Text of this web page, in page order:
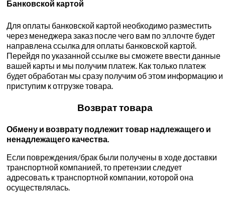
Банковской картой
Для оплаты банковской картой необходимо разместить
через менеджера заказ после чего вам по эл.почте будет
направлена ссылка для оплаты банковской картой.
Перейдя по указанной ссылке вы сможете ввести данные
вашей карты и мы получим платеж. Как только платеж
будет обработан мы сразу получим об этом информацию и
приступим к отгрузке товара.
Возврат товара
Обмену и возврату подлежит товар надлежащего и
ненадлежащего качества.
Если повреждения/брак были получены в ходе доставки
транспортной компанией, то претензии следует
адресовать к транспортной компании, которой она
осуществлялась.